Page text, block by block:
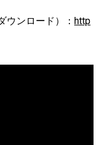
ウンロード）： http